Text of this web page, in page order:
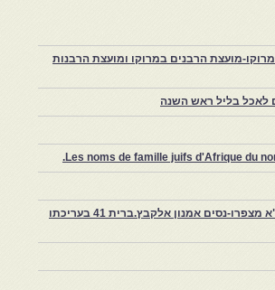
מועצת הרבנים במרוקו ומועצת הרבנות
לאכל בליל ראש השנה
Les noms de famille juifs d'Afrique du
צפרו – קהילה יהודית קטנה במרוקו, ויצירת חכמיה חובקת עולם.הרמ"א מצפרו-נסים אמנון אלקבץ.ברית 41 בעריכתו